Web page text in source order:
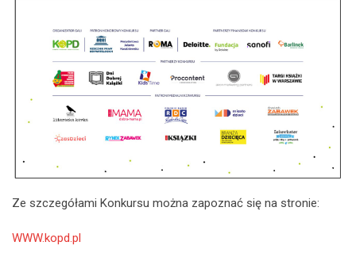
Ze szczegółami Konkursu można zapoznać się na stronie:
WWW.kopd.pl